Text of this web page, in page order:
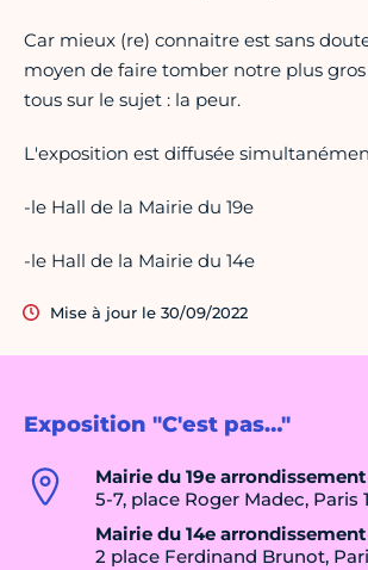
Exposition "C'est pas…"
Mairie du 19e arrondissement
5-7, place Roger Madec, Paris
Mairie du 14e arrondissement
2 place Ferdinand Brunot,
Car mieux (re) connaitre est sans
moyen de faire tomber notre plus
tous sur le sujet : la peur.
L'exposition est diffusée
-le Hall de la Mairie du 19e
-le Hall de la Mairie du 14e
Mise à jour le 30/09/2022